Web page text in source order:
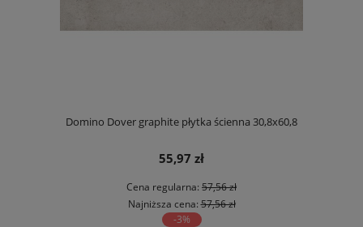
Domino Dover graphite płytka ścienna 30,8x60,8
55,97 zł
Cena regularna: 57,56 zł
Najniższa cena:57,56 zł
-3%